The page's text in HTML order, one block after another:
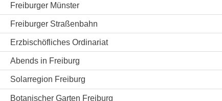
Freiburger Münster
Freiburger Straßenbahn
Erzbischöfliches Ordinariat
Abends in Freiburg
Solarregion Freiburg
Botanischer Garten Freiburg